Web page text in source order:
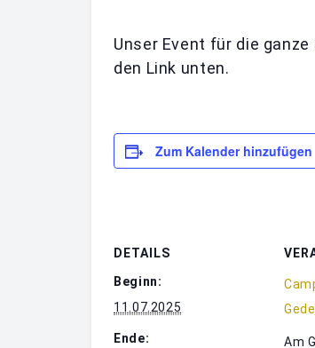
Unser Event für die
den Link unten.
Zum Kalender hinzufügen
DETAILS
Beginn:
11.07.2025
Ende:
Am